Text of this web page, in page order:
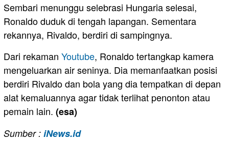
Sembari menunggu selebrasi Hungaria selesai,
Ronaldo duduk di tengah lapangan. Sementara
rekannya, Rivaldo, berdiri di sampingnya.
Dari rekaman Youtube, Ronaldo tertangkap kamera
mengeluarkan air seninya. Dia memanfaatkan posisi
berdiri Rivaldo dan bola yang dia tempatkan di depan
alat kemaluannya agar tidak terlihat penonton atau
pemain lain. (esa)
Sumber : iNews.id